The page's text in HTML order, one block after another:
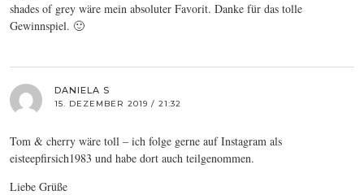
shades of grey wäre mein absoluter Favorit. Danke für das tolle
Gewinnspiel. 🙂
DANIELA S
15. DEZEMBER 2019 / 21:32
Tom & cherry wäre toll – ich folge gerne auf Instagram als
eisteepfirsich1983 und habe dort auch teilgenommen.
Liebe Grüße